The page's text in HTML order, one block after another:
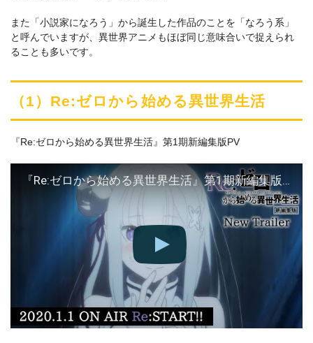
また「小説家になろう」から誕生した作品のことを「なろう系」
と呼んでいますが、異世界アニメもほぼ同じ意味合いで捉えられ
ることも多いです。
（1）Re:ゼロから始める異世界生活
『Re:ゼロから始める異世界生活』第1期新編集版PV
『Re:ゼロから始める異世界生活』第1期新編集版PV